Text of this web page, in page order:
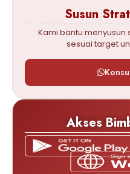
Susun
Kami bantu
sesuai target
Akses